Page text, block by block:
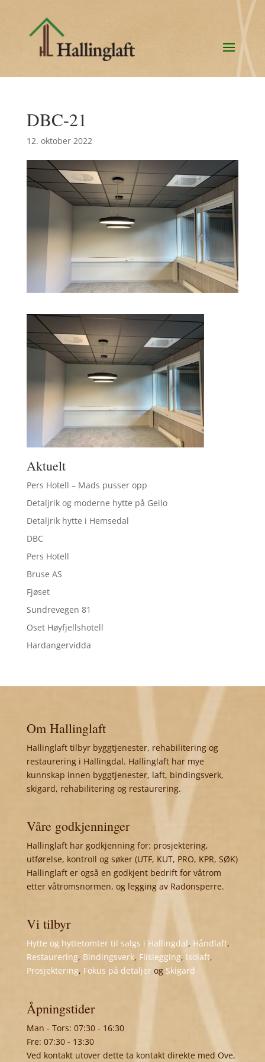
DBC-21
12. oktober 2022
Aktuelt
Pers Hotell – Mads pusser opp
Detaljrik og moderne hytte på Geilo
Detaljrik hytte i Hemsedal
DBC
Pers Hotell
Bruse AS
Fjøset
Sundrevegen 81
Oset Høyfjellshotell
Hardangervidda
Om Hallinglaft
Hallinglaft tilbyr byggtjenester, rehabilitering og
restaurering i Hallingdal. Hallinglaft har mye
kunnskap innen byggtjenester, laft, bindingsverk,
skigard, rehabilitering og restaurering.
Våre godkjenninger
Hallinglaft har godkjenning for: prosjektering,
utførelse, kontroll og søker (UTF, KUT, PRO, KPR, SØK)
Hallinglaft er også en godkjent bedrift for våtrom
etter våtromsnormen, og legging av Radonsperre.
Vi tilbyr
Hytte og hyttetomter til salgs i Hallingdal, Håndlaft,
Restaurering, Bindingsverk, Flislegging, Isolaft,
Prosjektering, Fokus på detaljerog Skigard
Åpningstider
Man - Tors: 07:30 - 16:30
Fre: 07:30 - 13:30
Ved kontakt utover dette ta kontakt direkte med Ove,